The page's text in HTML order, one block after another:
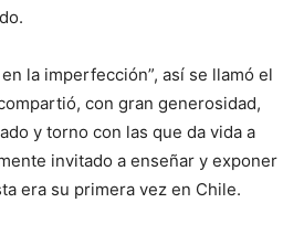
la imperfección”, así se llamó el
con gran generosidad,
y torno con las que da vida a
invitado a enseñar y exponer
era su primera vez en Chile.